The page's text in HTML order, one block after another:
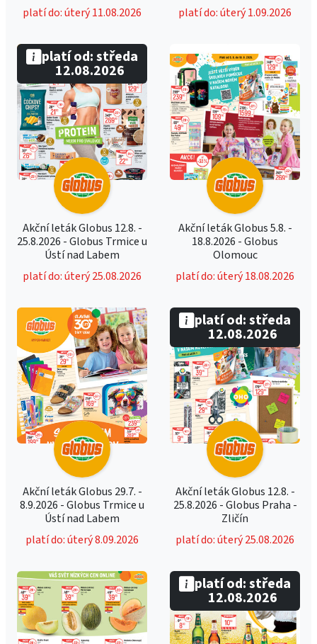
platí do: úterý 11.08.2026
platí do: úterý 1.09.2026
Akční leták Globus 12.8. -
25.8.2026 - Globus Trmice u
Ústí nad Labem
platí do: úterý 25.08.2026
platí od: středa
12.08.2026
Akční leták Globus 5.8. -
18.8.2026 - Globus
Olomouc
platí do: úterý 18.08.2026
Akční leták Globus 29.7. -
8.9.2026 - Globus Trmice u
Ústí nad Labem
platí do: úterý 8.09.2026
Akční leták Globus 12.8. -
25.8.2026 - Globus Praha -
Zličín
platí do: úterý 25.08.2026
platí od: středa
12.08.2026
platí od: středa
12.08.2026